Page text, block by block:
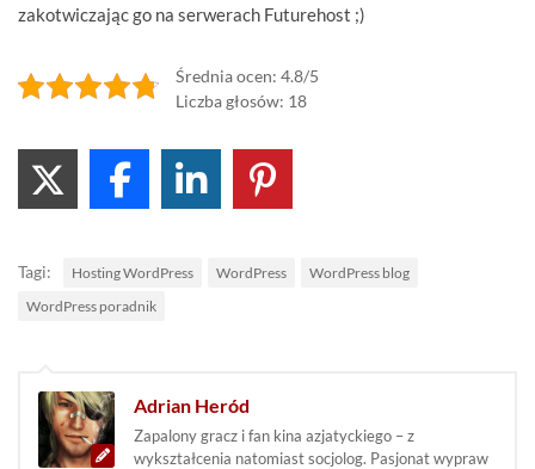
zakotwiczając go na serwerach Futurehost ;)
Średnia ocen: 4.8/5
Liczba głosów: 18
Tagi: Hosting WordPress WordPress
WordPress blog
WordPress poradnik
Adrian Heród
Zapalony gracz i fan kina azjatyckiego – z
wykształcenia natomiast socjolog. Pasjonat wypraw